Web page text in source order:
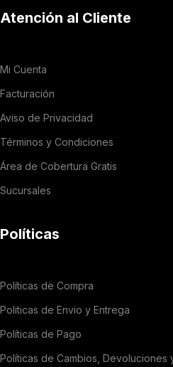
Atención al Cliente
Mi Cuenta
Facturación
Aviso de Privacidad
Términos y Condiciones
Área de Cobertura Gratis
Sucursales
Políticas
Políticas de Compra
Politicas de Envio y Entrega
Políticas de Pago
Políticas de Cambios, Devoluciones